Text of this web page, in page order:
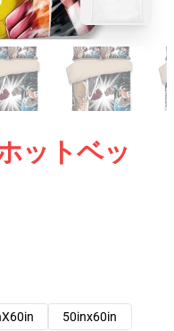
ットベッ
50inx60in